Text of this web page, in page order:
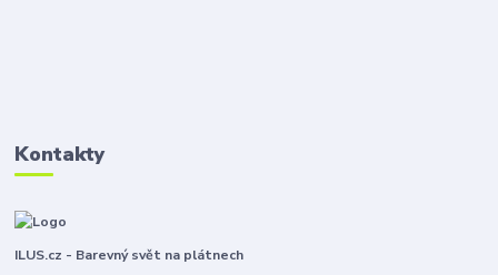
Kontakty
ILUS.cz - Barevný svět na plátnech